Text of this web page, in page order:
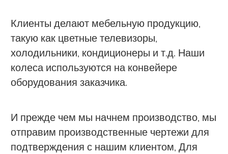
Клиенты делают мебельную продукцию,
такую как цветные телевизоры,
холодильники, кондиционеры и т.д. Наши
колеса используются на конвейере
оборудования заказчика.
И прежде чем мы начнем производство, мы
отправим производственные чертежи для
подтверждения с нашим клиентом, Для